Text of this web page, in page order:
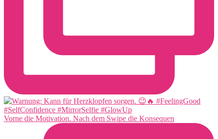
Vorne die Motivation. Nach dem Swipe die Konsequen